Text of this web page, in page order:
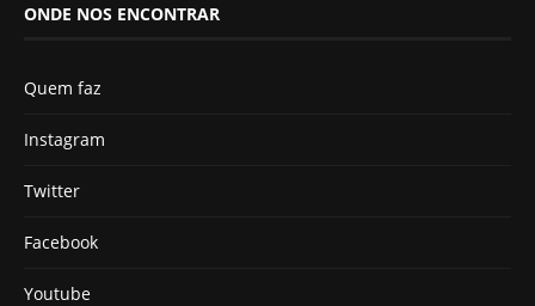
ONDE NOS ENCONTRAR
Quem faz
Instagram
Twitter
Facebook
Youtube